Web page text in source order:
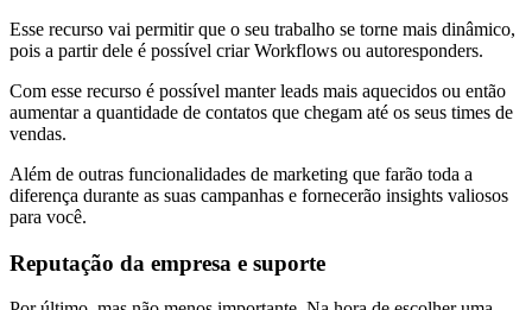
Esse recurso vai permitir que o seu trabalho se torne mais dinâmico,
pois a partir dele é possível criar Workflows ou autoresponders.
Com esse recurso é possível manter leads mais aquecidos ou então
aumentar a quantidade de contatos que chegam até os seus times de
vendas.
Além de outras funcionalidades de marketing que farão toda a
diferença durante as suas campanhas e fornecerão insights valiosos
para você.
Reputação da empresa e suporte